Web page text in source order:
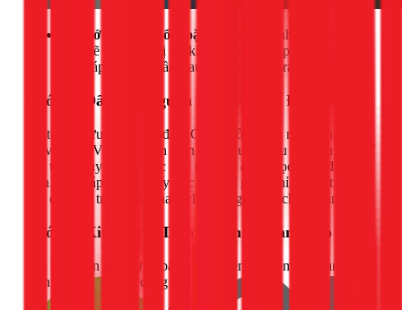
Đối với ray lắp nổi hoặc thả:
Quy trình đơn giản hơn.
Thợ sẽ xác định vị trí, khoan và bắt vít pát giữ hoặc bộ
dây cáp treo lên trần, sau đó gắn thanh ray vào.
Bước 4: Đấu Nối Nguồn Điện và Lắp Đèn
An toàn là ưu tiên hàng đầu. Chúng tôi sẽ kết nối bộ nguồn
(driver) 220V vào nguồn điện chờ, sau đó đấu nối đầu ra 48V
vào thanh ray. Tất cả các mối nối đều được bọc cách điện cẩn
thận. Việc lắp đèn lên ray cực kỳ đơn giản, chỉ cần đặt đèn
vào đúng vị trí, lực hút nam châm sẽ giữ đèn chắc chắn.
Bước 5: Kiểm Tra, Tinh Chỉnh và Bàn Giao
Sau khi hoàn tất, thợ sẽ bật nguồn điện để kiểm tra toàn bộ hệ
thống. Chúng tôi sẽ cùng bạn: